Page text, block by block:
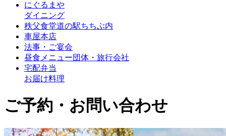
にぐるまや
ダイニング
秩父食堂道の駅ちちぶ内
車屋本店
法事・ご宴会
昼食メニュー団体・旅行会社
宅配弁当
お届け料理
ご予約・お問い合わせ